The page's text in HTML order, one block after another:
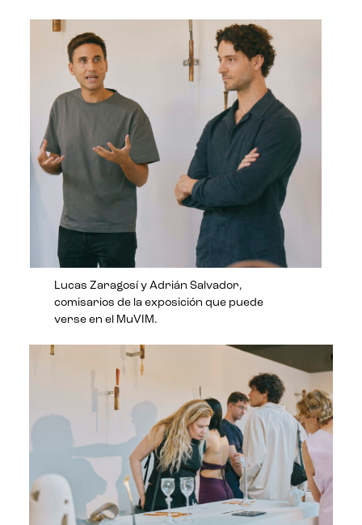
Lucas Zaragosí y Adrián Salvador,
comisarios de la exposición que puede
verse en el MuVIM.